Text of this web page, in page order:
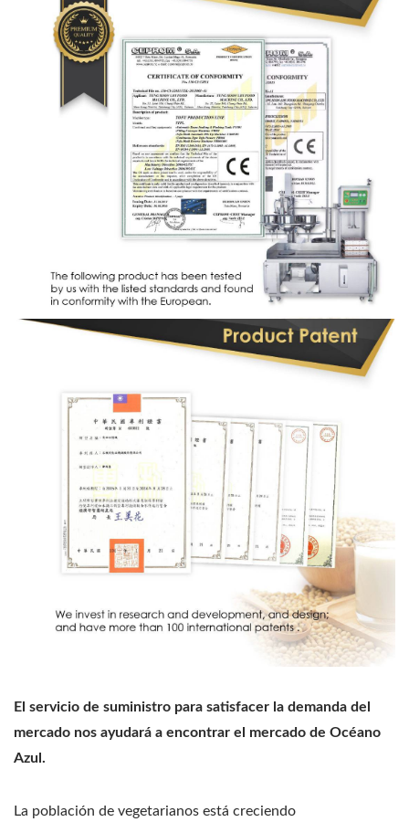
El servicio de suministro para satisfacer la demanda del
mercado nos ayudará a encontrar el mercado de Océano
Azul.
La población de vegetarianos está creciendo